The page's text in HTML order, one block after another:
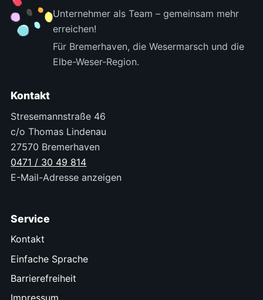
Unternehmer als Team – gemeinsam mehr
erreichen!
Für Bremerhaven, die Wesermarsch und die
Elbe-Weser-Region.
Kontakt
Stresemannstraße 46
c/o Thomas Lindenau
27570 Bremerhaven
0471 / 30 49 814
E-Mail-Adresse anzeigen
Service
Kontakt
Einfache Sprache
Barrierefreiheit
Impressum